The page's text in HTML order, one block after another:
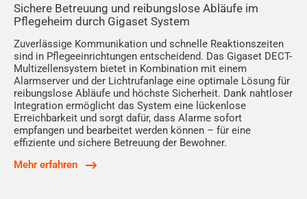
Sichere Betreuung und reibungslose Abläufe im
Pflegeheim durch Gigaset System
Zuverlässige Kommunikation und schnelle Reaktionszeiten
sind in Pflegeeinrichtungen entscheidend. Das Gigaset DECT-
Multizellensystem bietet in Kombination mit einem
Alarmserver und der Lichtrufanlage eine optimale Lösung für
reibungslose Abläufe und höchste Sicherheit. Dank nahtloser
Integration ermöglicht das System eine lückenlose
Erreichbarkeit und sorgt dafür, dass Alarme sofort
empfangen und bearbeitet werden können – für eine
effiziente und sichere Betreuung der Bewohner.
Mehr erfahren